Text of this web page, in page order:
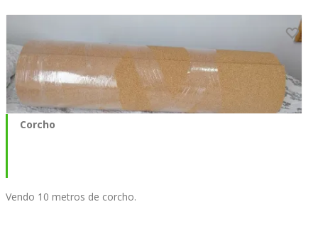
Corcho
Vendo 10 metros de corcho.